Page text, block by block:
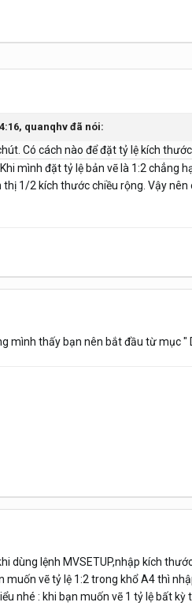
quanqhv đã nói:
Có cách nào để đặt tỷ lệ kích
mình đặt tỷ lệ bản vẽ là 1:2
1/2 kích thước chiều rộng. Vậy
mình thấy bạn nên bắt đầu từ mục
dùng lệnh MVSETUP,nhập kích
vẽ tỷ lệ 1:2 trong khổ A4 thì
nhé : khi bạn muốn vẽ 1 tỷ lệ bất